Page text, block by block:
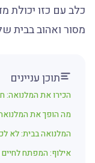
כלב עם כזו יכולת
מסור ואהוב בבית
תוכן עניינים
הכירו את המלנואה:
מה הופך את המלנואה
המלנואה בבית: לא
אילוף: המפתח לחיים